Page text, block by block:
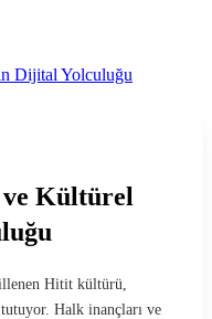
Dijital Yolculuğu
Kültürel
Hitit kültürü,
Halk inançları ve